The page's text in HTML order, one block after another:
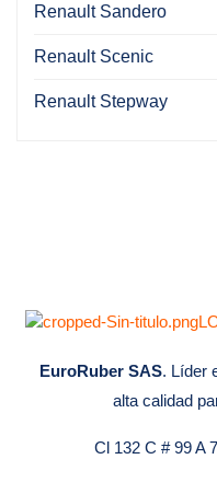
Renault Sandero
Renault Scenic
Renault Stepway
EuroRuber SAS. Líder
alta calidad
Cl 132 C # 99 A